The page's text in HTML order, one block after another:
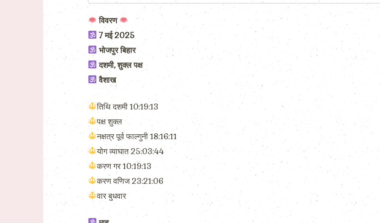
विवरण
7 मई 2025
भोजपुर बिहार
दशमी, शुक्ल पक्ष
वैशाख
तिथि दशमी 10:19:13
पक्ष शुक्ल
नक्षत्र पूर्व फाल्गुनी 18:16:11
योग व्याघात 25:03:44
करण गर 10:19:13
करण वणिज 23:21:06
वार बुधवार